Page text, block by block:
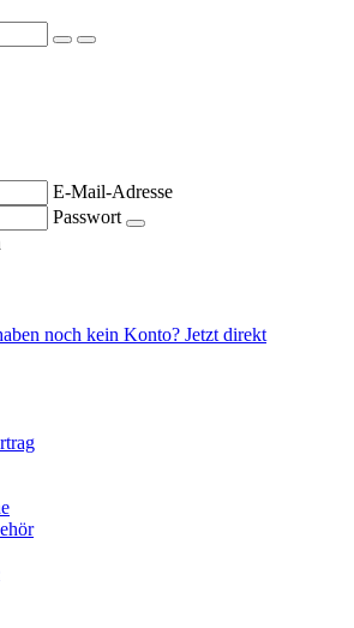
E-Mail-Adresse
Passwort
noch kein Konto? Jetzt direkt